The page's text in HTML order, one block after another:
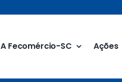
A Fecomércio-SC Ações